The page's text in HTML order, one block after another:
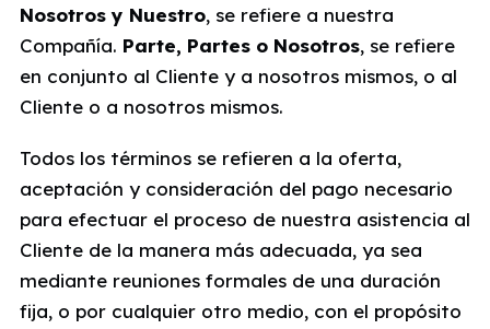
Nosotros y Nuestro, se refiere a nuestra
Compañía. Parte, Partes o Nosotros, se refiere
en conjunto al Cliente y a nosotros mismos, o al
Cliente o a nosotros mismos.
Todos los términos se refieren a la oferta,
aceptación y consideración del pago necesario
para efectuar el proceso de nuestra asistencia al
Cliente de la manera más adecuada, ya sea
mediante reuniones formales de una duración
fija, o por cualquier otro medio, con el propósito